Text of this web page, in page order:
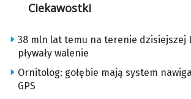
Ciekawostki
38 mln lat temu na terenie dzisiejszej
pływały walenie
Ornitolog: gołębie mają system
GPS